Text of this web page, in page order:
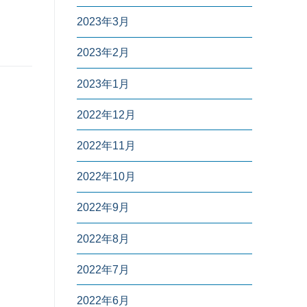
2023年3月
2023年2月
2023年1月
2022年12月
2022年11月
2022年10月
2022年9月
2022年8月
2022年7月
2022年6月